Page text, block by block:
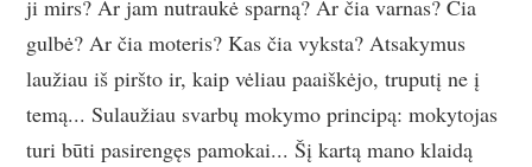
ji mirs? Ar jam nutraukė sparną? Ar čia varnas? Čia
gulbė? Ar čia moteris? Kas čia vyksta? Atsakymus
laužiau iš piršto ir, kaip vėliau paaiškėjo, truputį ne į
temą... Sulaužiau svarbų mokymo principą: mokytojas
turi būti pasirengęs pamokai... Šį kartą mano klaidą